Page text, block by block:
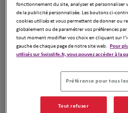
3
18.55
Grégory
85 boulevard de la
13300 SALON DE
fonctionnement du site, analyser et personnaliser
de la publicité personnalisée. Les boutons ci-
cookies utilisés et vous permettent de donner ou
globalement ou de paramétrer vos préférences
tout moment modifier vos choix en cliquant sur
gauche de chaque page de notre site web.
Pour
utilisés sur Swisslife.fr, vous pouvez accéder à la
Préférence pour tous
Tout refuser